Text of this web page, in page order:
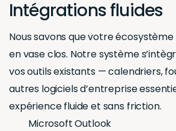
Intégrations fluides
Nous savons que votre
en vase clos. Notre système
vos outils existants — calendriers,
autres logiciels d’entreprise
expérience fluide et sans friction.
Microsoft Outlook